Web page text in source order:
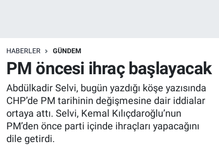
HABERLER GÜNDEM
PM öncesi ihraç başlayacak
Abdülkadir Selvi, bugün yazdığı köşe yazısında
CHP’de PM tarihinin değişmesine dair iddialar
ortaya attı. Selvi, Kemal Kılıçdaroğlu’nun
PM’den önce parti içinde ihraçları yapacağını
dile getirdi.